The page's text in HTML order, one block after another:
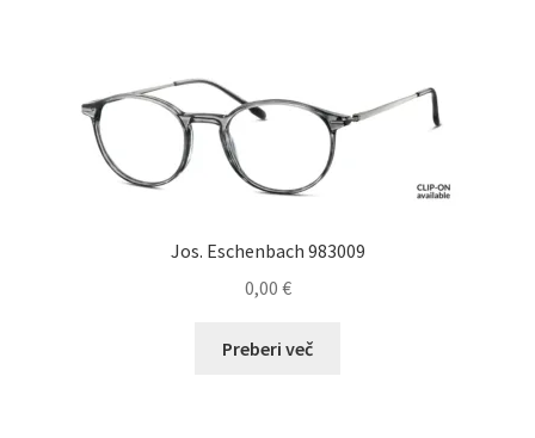
Jos. Eschenbach 983009
0,00 €
Preberi več